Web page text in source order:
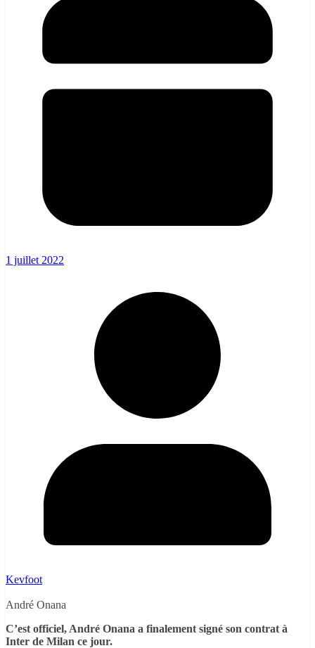
1 juillet 2022
Kevfoot
André Onana
C’est officiel, André Onana a finalement signé son contrat à
Inter de Milan ce jour.